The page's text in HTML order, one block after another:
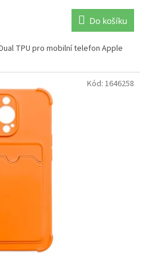
Do košíku
TPU pro mobilní telefon Apple
Kód: 1646258